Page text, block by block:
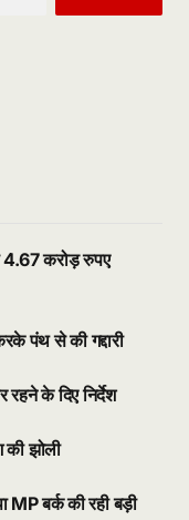
4.67 करोड़ रुपए
पंथ से की गद्दारी
रहने के दिए निर्देश
की झोली
MP बर्क की रही बड़ी